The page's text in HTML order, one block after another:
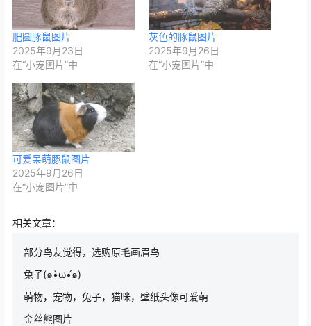
肥圆豚鼠图片
2025年9月23日
在“小宠图片”中
灰色的豚鼠图片
2025年9月26日
在“小宠图片”中
可爱呆萌豚鼠图片
2025年9月26日
在“小宠图片”中
相关文章：
部分鸟友觉得，选购原毛画眉鸟
兔子(๑•̀ω•́๑)
萌物，宠物，兔子，猫咪，壁纸头像可爱萌
金丝熊图片